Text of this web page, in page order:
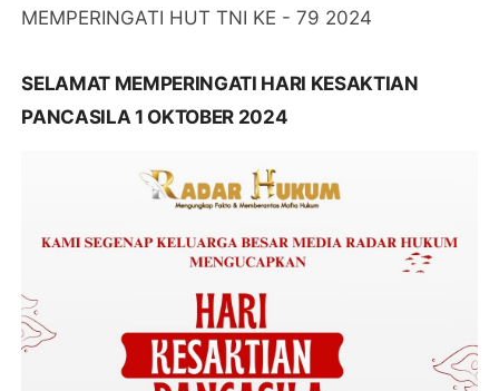
MEMPERINGATI HUT TNI KE - 79 2024
SELAMAT MEMPERINGATI HARI KESAKTIAN
PANCASILA 1 OKTOBER 2024